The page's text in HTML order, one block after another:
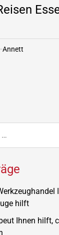
Annett
hilft
Ihnen hilft,